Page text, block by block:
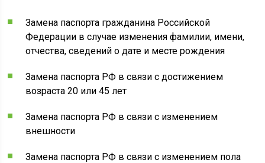
Замена паспорта гражданина Российской
Федерации в случае изменения фамилии, имени,
отчества, сведений о дате и месте рождения
Замена паспорта РФ в связи с достижением
возраста 20 или 45 лет
Замена паспорта РФ в связи с изменением
внешности
Замена паспорта РФ в связи с изменением пола